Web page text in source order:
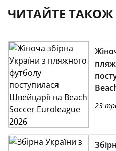
ЧИТАЙТЕ ТАКОЖ
23